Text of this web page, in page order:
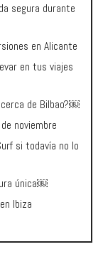
segura durante
en Alicante
en tus viajes
de Bilbao?￼
noviembre
si todavía no lo
única￼
Ibiza